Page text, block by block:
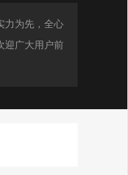
力为先，全心
迎广大用户前